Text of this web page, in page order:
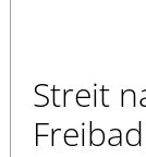
Streit
Freibad